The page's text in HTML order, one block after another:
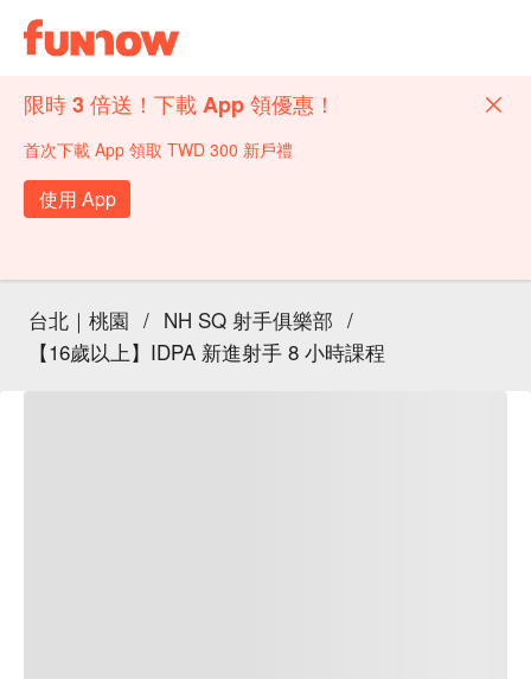
限時 3 倍送！下載 App 領優惠！
首次下載 App 領取 TWD 300 新戶禮
使用 App
台北｜桃園 / NH SQ 射手俱樂部 /
【16歲以上】IDPA 新進射手 8 小時課程